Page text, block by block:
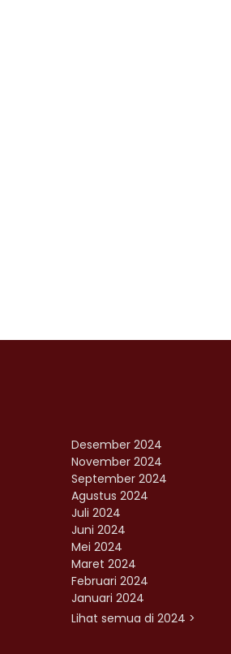
Desember 2024
November 2024
September 2024
Agustus 2024
Juli 2024
Juni 2024
Mei 2024
Maret 2024
Februari 2024
Januari 2024
Lihat semua di 2024 >